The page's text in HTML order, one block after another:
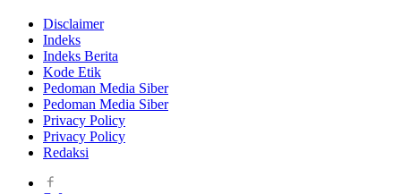
Disclaimer
Indeks
Indeks Berita
Kode Etik
Pedoman Media Siber
Pedoman Media Siber
Privacy Policy
Privacy Policy
Redaksi